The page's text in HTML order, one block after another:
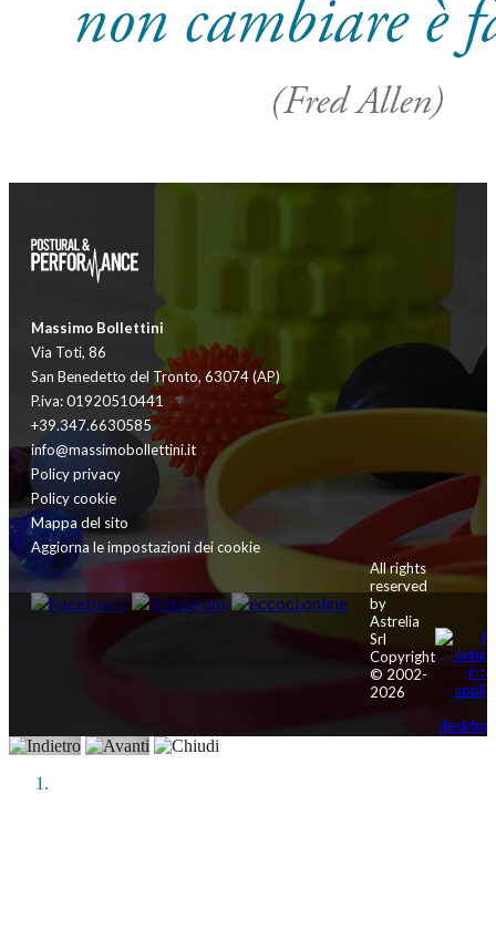
Massimo Bollettini
Via Toti, 86
San Benedetto del Tronto, 63074 (AP)
P.iva: 01920510441
+39.347.6630585
info@massimobollettini.it
Policy privacy
Policy cookie
Mappa del sito
Aggiorna le impostazioni dei cookie
All rights
reserved
by
Astrelia
Srl
Copyright
© 2002-
2026